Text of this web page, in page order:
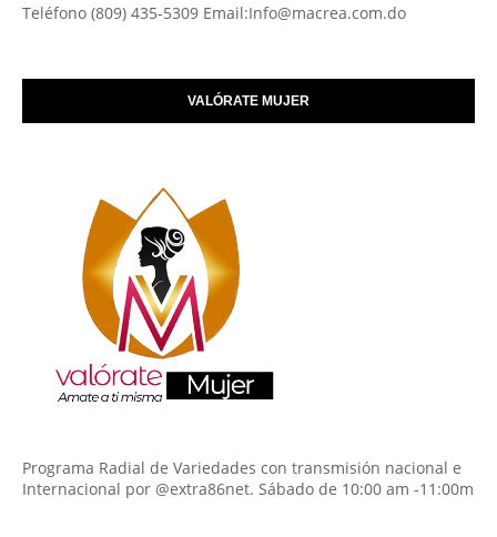
Teléfono (809) 435-5309 Email:Info@macrea.com.do
VALÓRATE MUJER
Programa Radial de Variedades con transmisión nacional e
Internacional por @extra86net. Sábado de 10:00 am -11:00m